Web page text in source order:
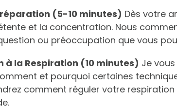
(5-10 minutes) Dès votre
et la concentration. Nous
ou préoccupation que vous
à la Respiration (10 minutes) Je
et pourquoi certaines
comment réguler votre